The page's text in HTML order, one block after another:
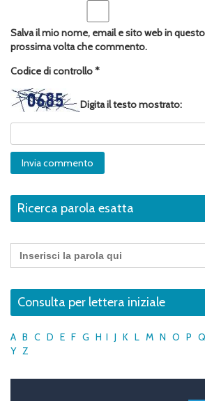
Salva il mio nome, email e sito web in
prossima volta che commento.
Codice di controllo*
Digita il testo mostrato:
Ricerca parola esatta
Search
for:
Consulta per lettera iniziale
A B C D E F G H I J K L M N O P Q
Y Z